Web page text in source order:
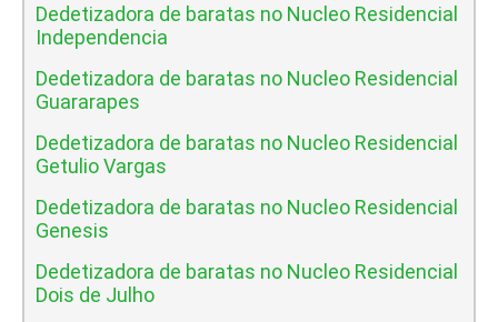
Dedetizadora de baratas no Nucleo Residencial
Independencia
Dedetizadora de baratas no Nucleo Residencial
Guararapes
Dedetizadora de baratas no Nucleo Residencial
Getulio Vargas
Dedetizadora de baratas no Nucleo Residencial
Genesis
Dedetizadora de baratas no Nucleo Residencial
Dois de Julho